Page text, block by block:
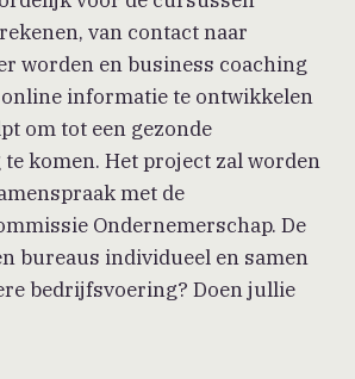
van contact naar
worden en business coaching
informatie te ontwikkelen
om tot een gezonde
komen. Het project zal worden
met de
Ondernemerschap. De
bureaus individueel en samen
bedrijfsvoering? Doen jullie